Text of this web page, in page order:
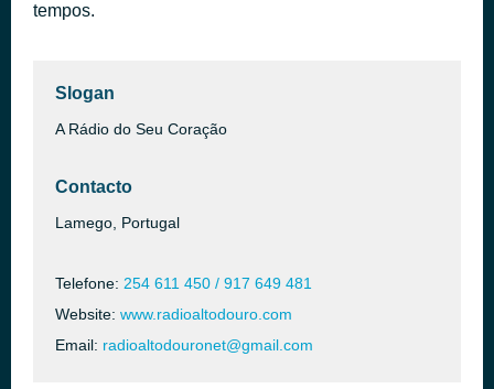
tempos.
Slogan
A Rádio do Seu Coração
Contacto
Lamego, Portugal
Telefone: 254 611 450 / 917 649 481
Website: www.radioaltodouro.com
Email: radioaltodouronet@gmail.com